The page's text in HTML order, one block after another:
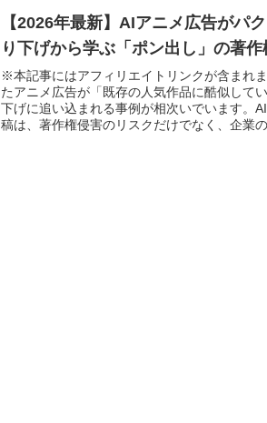
【2026年最新】AIアニメ広告がパ
り下げから学ぶ「ポン出し」の著作
※本記事にはアフィリエイトリンクが含まれ
たアニメ広告が「既存の人気作品に酷似して
下げに追い込まれる事例が相次いでいます。
稿は、著作権侵害のリスクだけでなく、企業の